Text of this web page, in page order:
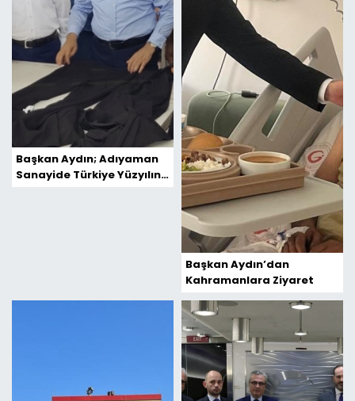
Başkan Aydın; Adıyaman
Sanayide Türkiye Yüzyılına
Başkan Aydın’dan
Kahramanlara Ziyaret